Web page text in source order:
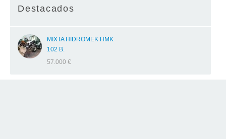
Destacados
MIXTA HIDROMEK HMK
102 B.
57.000 €